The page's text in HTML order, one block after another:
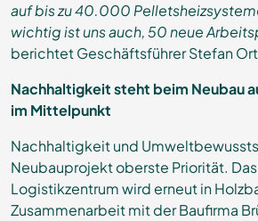
auf bis zu 40.000
wichtig istuns auch, 50 neue
berichtet Geschäftsführer Stefan
Nachhaltigkeit steht beim Neubau
im Mittelpunkt
Nachhaltigkeit und
Neubauprojekt oberste Priorität.
Logistikzentrum wird erneut in
Zusammenarbeit mit der Baufirma